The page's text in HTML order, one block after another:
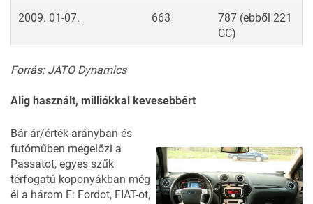
2009. 01-07.
663
787 (ebből 221
CC)
Forrás: JATO Dynamics
Alig használt, milliókkal kevesebbért
Bár ár/érték-arányban és
futóműben megelőzi a
Passatot, egyes szűk
térfogatú koponyákban még
él a három F: Fordot, FIAT-ot,